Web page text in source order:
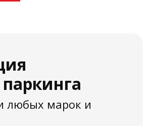
любых марок и